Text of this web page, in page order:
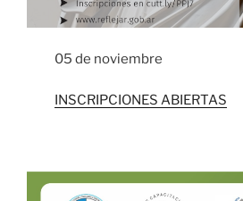
05 de noviembre
INSCRIPCIONES ABIERTAS